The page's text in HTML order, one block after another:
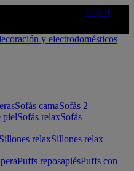
AQUÍ
Sofás camaSofás 2
pielSofás relaxSofás
Sillones relaxSillones relax
Puffs reposapiésPuffs con